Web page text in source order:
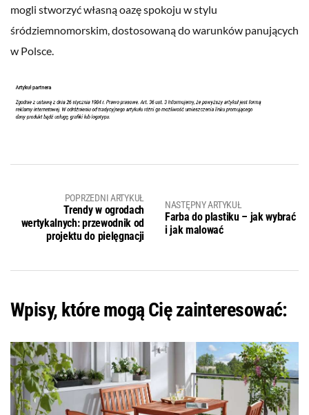
mogli stworzyć własną oazę spokoju w stylu
śródziemnomorskim, dostosowaną do warunków panujących
w Polsce.
POPRZEDNI ARTYKUŁ
Trendy w ogrodach
wertykalnych: przewodnik od
projektu do pielęgnacji
NASTĘPNY ARTYKUŁ
Farba do plastiku – jak wybrać
i jak malować
Wpisy, które mogą Cię zainteresować: